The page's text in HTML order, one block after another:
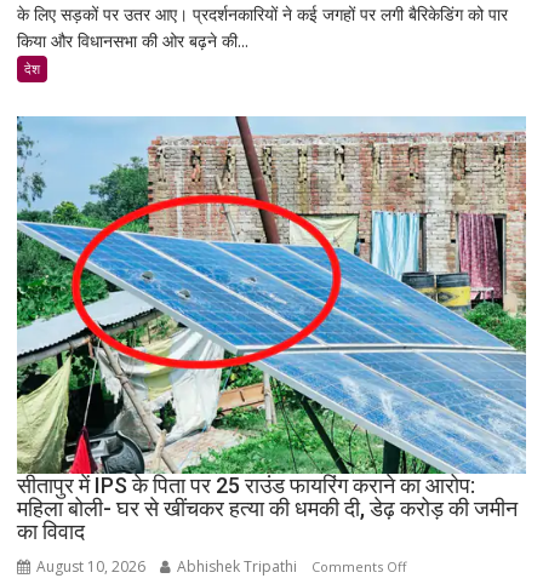
छात्रों
बैरिकेडिंग
तोड़कर
आगे
बढ़े
हजारों
छात्र,
वाटर
कैनन
के
बीच
प्रदर्शन;
CGL
परीक्षा
रद्द
कर
CBI
के लिए सड़कों पर उतर आए। प्रदर्शनकारियों ने कई जगहों पर लगी बैरिकेडिंग को पार
किया और विधानसभा की ओर बढ़ने की...
देश
सीतापुर में IPS के पिता पर 25 राउंड फायरिंग कराने का आरोप:
महिला बोली- घर से खींचकर हत्या की धमकी दी, डेढ़ करोड़ की जमीन
का विवाद
August 10, 2026 Abhishek Tripathi Comments Offon